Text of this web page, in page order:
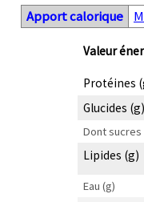
Apport calorique
Valeur
Protéines
Glucides (g)
Dont sucres
Lipides (g)
Eau (g)